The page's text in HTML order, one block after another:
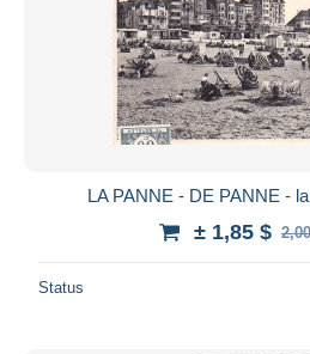
LA PANNE - DE PANNE -
± 1,85 $
Status